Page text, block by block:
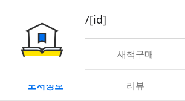
book/rent/[id]
대여 새책구매
도서정보 리뷰